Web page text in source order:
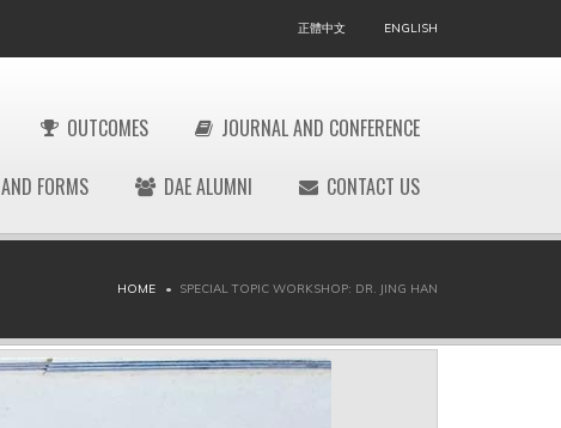
正體中文 ENGLISH
OUTCOMES JOURNAL AND CONFERENCE
FORMS DAE ALUMNI CONTACT US
HOME SPECIAL TOPIC WORKSHOP: DR. JING HAN